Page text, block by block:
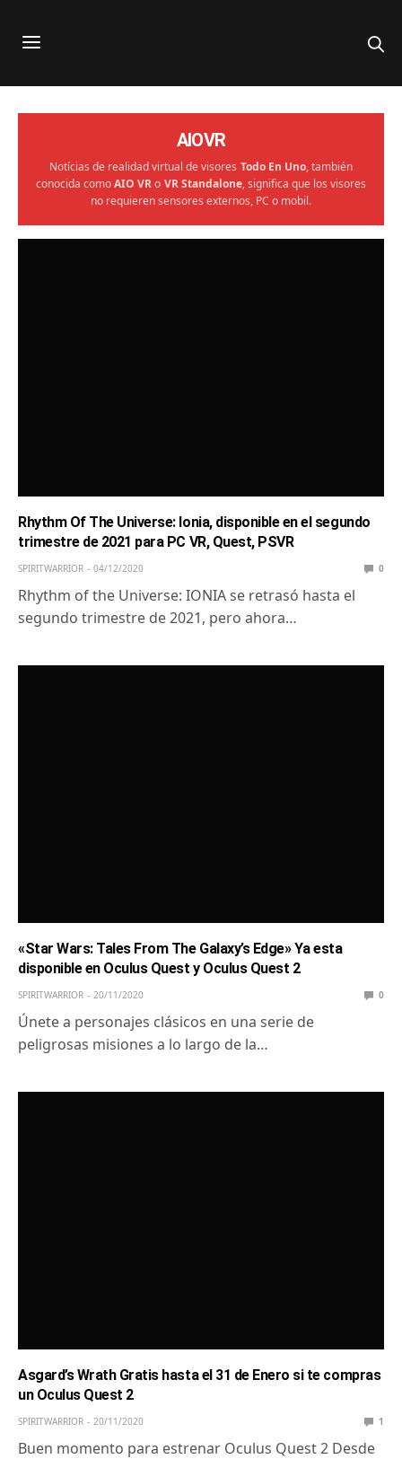
AIOVR
Notícias de realidad virtual de visores Todo En Uno, también
conocida comoAIO VRo VR Standalone, significa que los visores
no requieren sensores externos, PC o mobil.
Rhythm Of The Universe: Ionia, disponible en el segundo
trimestre de 2021 para PC VR, Quest, PSVR
SPIRITWARRIOR 04/12/2020 0
Rhythm of the Universe: IONIA se retrasó hasta el
segundo trimestre de 2021, pero ahora…
«Star Wars: Tales From The Galaxy’s Edge» Ya esta
disponible en Oculus Quest y Oculus Quest 2
SPIRITWARRIOR 20/11/2020 0
Únete a personajes clásicos en una serie de
peligrosas misiones a lo largo de la…
Asgard’s Wrath Gratis hasta el 31 de Enero si te compras
un Oculus Quest 2
SPIRITWARRIOR 20/11/2020 1
Buen momento para estrenar Oculus Quest 2 Desde